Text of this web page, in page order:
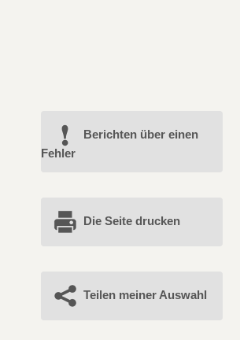
Berichten über einen
Fehler
Die Seite drucken
Teilen meiner Auswahl